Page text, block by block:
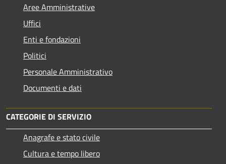
Aree Amministrative
Uffici
Enti e fondazioni
Politici
Personale Amministrativo
Documenti e dati
CATEGORIE DI SERVIZIO
Anagrafe e stato civile
Cultura e tempo libero